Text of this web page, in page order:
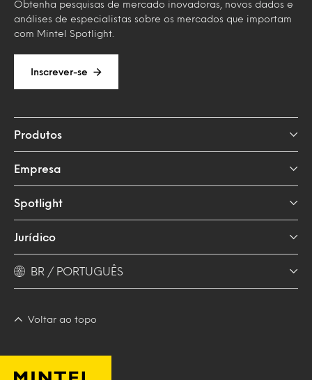
Obtenha pesquisas de mercado inovadoras, novos dados e
análises de especialistas sobre os mercados que importam
com Mintel Spotlight.
Inscrever-se
Produtos
Empresa
Spotlight
Jurídico
BR / PORTUGUÊS
Voltar ao topo